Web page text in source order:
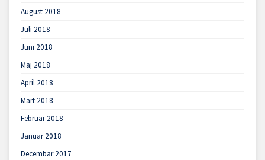
August 2018
Juli 2018
Juni 2018
Maj 2018
April 2018
Mart 2018
Februar 2018
Januar 2018
Decembar 2017